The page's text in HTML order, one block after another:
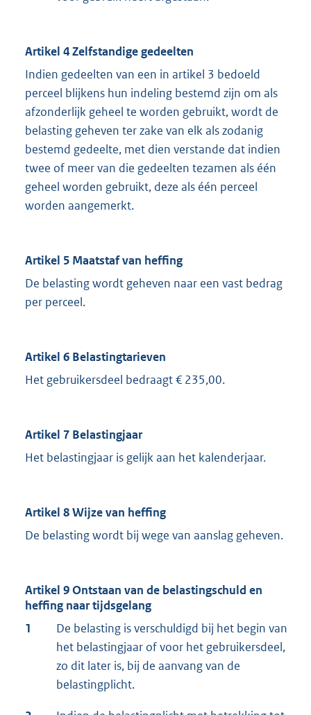
Artikel 4 Zelfstandige gedeelten
Indien gedeelten van een in artikel 3 bedoeld
perceel blijkens hun indeling bestemd zijn om als
afzonderlijk geheel te worden gebruikt, wordt de
belasting geheven ter zake van elk als zodanig
bestemd gedeelte, met dien verstande dat indien
twee of meer van die gedeelten tezamen als één
geheel worden gebruikt, deze als één perceel
worden aangemerkt.
Artikel 5 Maatstaf van heffing
De belasting wordt geheven naar een vast bedrag
per perceel.
Artikel 6 Belastingtarieven
Het gebruikersdeel bedraagt € 235,00.
Artikel 7 Belastingjaar
Het belastingjaar is gelijk aan het kalenderjaar.
Artikel 8 Wijze van heffing
De belasting wordt bij wege van aanslag geheven.
Artikel 9 Ontstaan van de belastingschuld en
heffing naar tijdsgelang
1
De belasting is verschuldigd bij het begin van
het belastingjaar of voor het gebruikersdeel,
zo dit later is, bij de aanvang van de
belastingplicht.